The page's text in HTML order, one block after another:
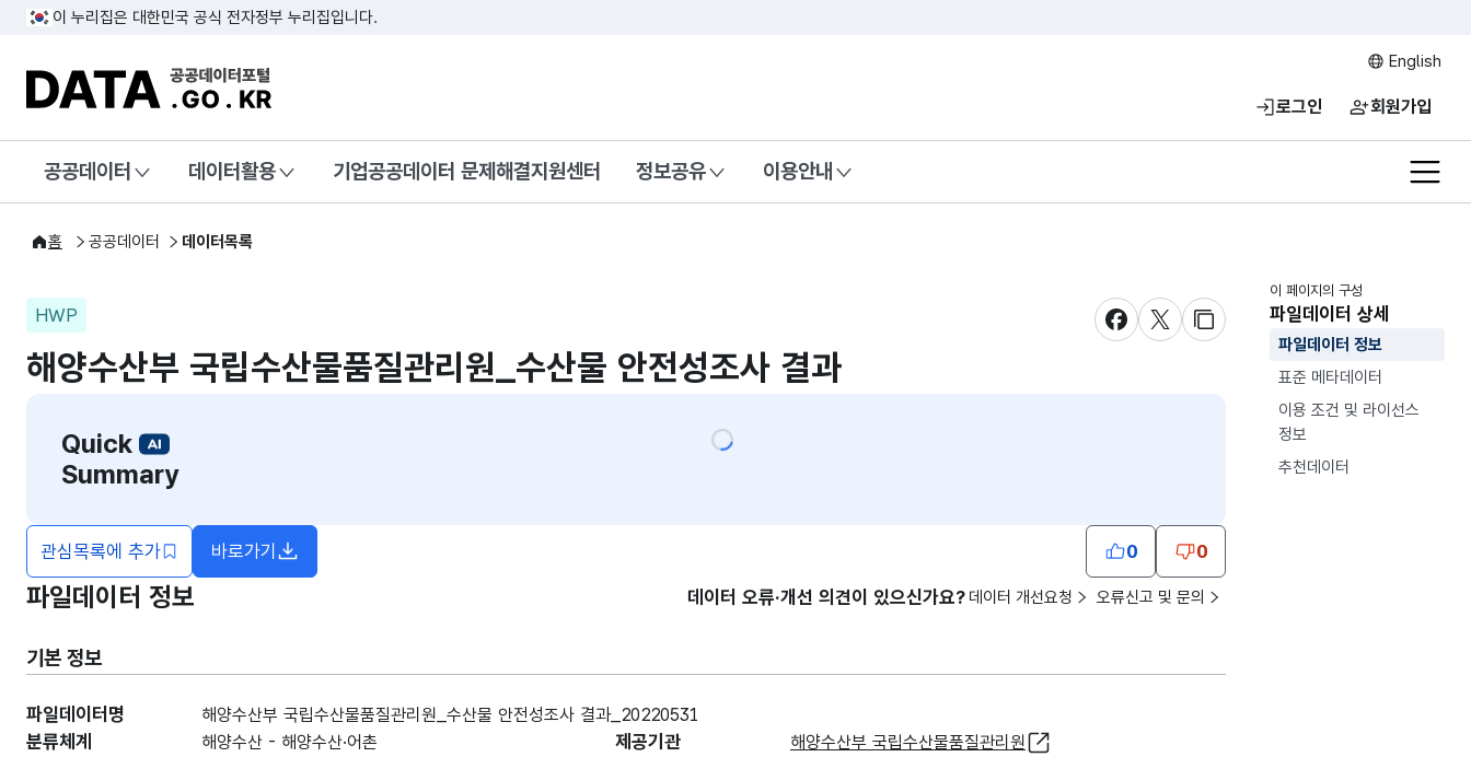
이 누리집은 대한민국 공식 전자정부 누리집입니다.
DATA.GO.KR 공공데이터포털
English
로그인 회원가입
전체
공공데이터 데이터활용 기업공공데이터 문제해결지원센터 정보공유 이용안내
홈 공공데이터 데이터목록
HWP
새창 열림새창 열림새창 열림
해양수산부 국립수산물품질관리원_수산물 안전성조사 결과
Quick
Summary
관심목록에 추가
새창열림
바로가기 0 0
이 페이지의 구성
파일데이터 상세
파일데이터 정보
표준 메타데이터
이용 조건 및 라이선스
정보
추천데이터
파일데이터 정보 데이터 오류·개선 의견이 있으신가요? 데이터 개선요청 오류신고 및 문의
기본 정보
파일데이터명 해양수산부 국립수산물품질관리원_수산물 안전성조사 결과_20220531
분류체계 해양수산 - 해양수산·어촌 제공기관 해양수산부 국립수산물품질관리원